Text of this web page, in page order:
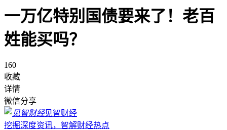
一万亿特别国债要来了！老百
姓能买吗？
160
收藏
详情
微信分享
见智财经
挖掘深度资讯，智解财经热点